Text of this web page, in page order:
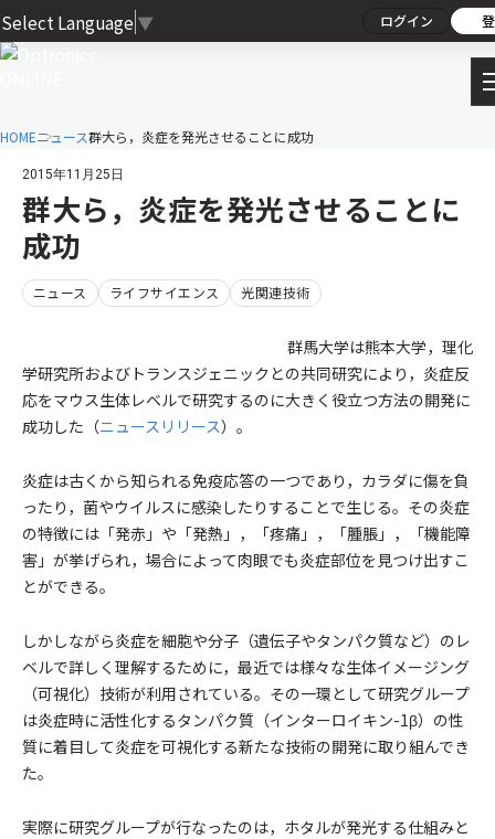
Select Language ▼ ログイン
HOMEニュース群大ら，炎症を発光させることに成功
2015年11月25日
群大ら，炎症を発光させることに
成功
ニュース ライフサイエンス 光関連技術
群馬大学は熊本大学，理化
学研究所およびトランスジェニックとの共同研究により，炎症反
応をマウス生体レベルで研究するのに大きく役立つ方法の開発に
成功した（ニュースリリース）。
炎症は古くから知られる免疫応答の一つであり，カラダに傷を負
ったり，菌やウイルスに感染したりすることで生じる。その炎症
の特徴には「発赤」や「発熱」，「疼痛」，「腫脹」，「機能障
害」が挙げられ，場合によって肉眼でも炎症部位を見つけ出すこ
とができる。
しかしながら炎症を細胞や分子（遺伝子やタンパク質など）のレ
ベルで詳しく理解するために，最近では様々な生体イメージング
（可視化）技術が利用されている。その一環として研究グループ
は炎症時に活性化するタンパク質（インターロイキン-1β）の性
質に着目して炎症を可視化する新たな技術の開発に取り組んでき
た。
実際に研究グループが行なったのは，ホタルが発光する仕組みと